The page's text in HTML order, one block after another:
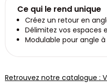
Ce qui le rend unique
Créez un retour en
Délimitez vos espaces
Modulable pour angle
Retrouvez notre catalogue :